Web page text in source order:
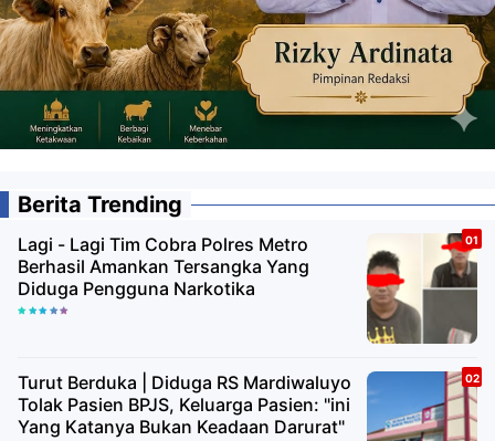
Berita Trending
Lagi - Lagi Tim Cobra Polres Metro
Berhasil Amankan Tersangka Yang
Diduga Pengguna Narkotika
Turut Berduka | Diduga RS Mardiwaluyo
Tolak Pasien BPJS, Keluarga Pasien: "ini
Yang Katanya Bukan Keadaan Darurat"